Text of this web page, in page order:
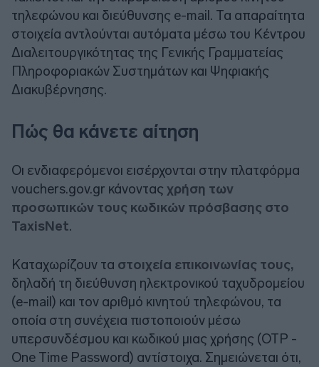
τηλεφώνου και διεύθυνσης e-mail. Τα απαραίτητα
στοιχεία αντλούνται αυτόματα μέσω του Κέντρου
Διαλειτουργικότητας της Γενικής Γραμματείας
Πληροφοριακών Συστημάτων και Ψηφιακής
Διακυβέρνησης.
Πώς θα κάνετε αίτηση
Οι ενδιαφερόμενοι εισέρχονται στην πλατφόρμα
vouchers.gov.gr κάνοντας χρήση των
προσωπικών τους κωδικών πρόσβασης στο
TaxisNet.
Καταχωρίζουν τα στοιχεία επικοινωνίας τους,
δηλαδή τη διεύθυνση ηλεκτρονικού ταχυδρομείου
(e-mail) και τον αριθμό κινητού τηλεφώνου, τα
οποία στη συνέχεια πιστοποιούν μέσω
υπερσυνδέσμου και κωδικού μιας χρήσης (OTP -
One Time Password) αντίστοιχα. Σημειώνεται ότι,